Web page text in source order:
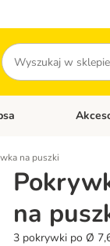
Szukaj
Akcesoria
Otwórz
na puszki
na
3 pokrywki po Ø